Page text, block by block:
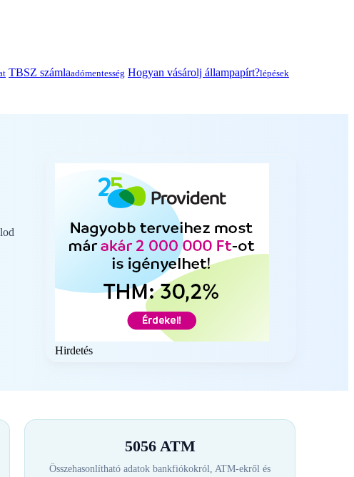
TBSZ számlaadómentesség Hogyan vásárolj állampapírt?lépések
Hirdetés
5056 ATM
Összehasonlítható adatok bankfiókokról, ATM-ekről és